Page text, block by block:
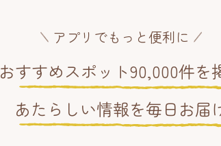
アプリでもっと便利に
おすすめスポット90,000件を
あたらしい情報を毎日お届